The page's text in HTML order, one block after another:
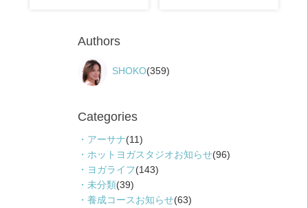
Authors
SHOKO(359)
Categories
アーサナ(11)
ホットヨガスタジオお知らせ(96)
ヨガライフ(143)
未分類(39)
養成コースお知らせ(63)